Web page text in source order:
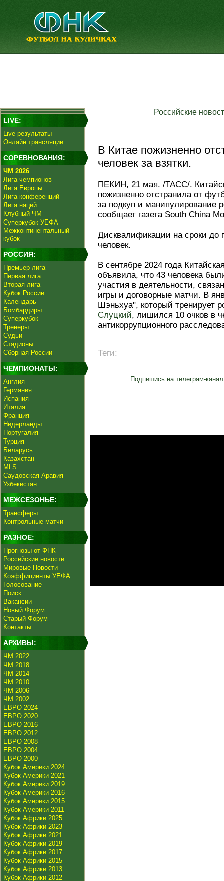
LIVE:
Live-результаты
Онлайн трансляции
СОРЕВНОВАНИЯ:
ЧМ 2026
Лига чемпионов
Лига Европы
Лига конференций
Лига наций
Клубный ЧМ
Суперкубок УЕФА
Межконтинентальный
кубок
РОССИЯ:
Премьер-лига
Первая лига
Вторая лига
Кубок России
Календарь
Бомбардиры
Суперкубок
Тренеры
Судьи
Стадионы
Сборная России
ЧЕМПИОНАТЫ:
Англия
Германия
Испания
Италия
Франция
Нидерланды
Португалия
Турция
Беларусь
Казахстан
MLS
Саудовская Аравия
Узбекистан
МЕЖСЕЗОНЬЕ:
Трансферы
Контрольные матчи
РАЗНОЕ:
Прогнозы от ФНК
Российские новости
Мировые Новости
Коэффициенты УЕФА
Голосование
Поиск
Вакансии
Новый Форум
Старый Форум
Контакты
АРХИВЫ:
ЧМ 2022
ЧМ 2018
ЧМ 2014
ЧМ 2010
ЧМ 2006
ЧМ 2002
ЕВРО 2024
ЕВРО 2020
ЕВРО 2016
ЕВРО 2012
ЕВРО 2008
ЕВРО 2004
ЕВРО 2000
Кубок Америки 2024
Кубок Америки 2021
Кубок Америки 2019
Кубок Америки 2016
Кубок Америки 2015
Кубок Америки 2011
Кубок Африки 2025
Кубок Африки 2023
Кубок Африки 2021
Кубок Африки 2019
Кубок Африки 2017
Кубок Африки 2015
Кубок Африки 2013
Кубок Африки 2012
Российские
В Китае пожизненно
человек за взятки.
ПЕКИН, 21 мая. /ТАСС/.
пожизненно отстранила от
за подкуп и манипулирование
сообщает газета South China
Дисквалификации на сроки до
человек.
В сентябре 2024 года
объявила, что 43 человека
участия в деятельности,
игры и договорные матчи. В
Шэньхуа", который тренирует
Слуцкий, лишился 10 очков в
антикоррупционного
Теги:
Подпишись на телеграм-